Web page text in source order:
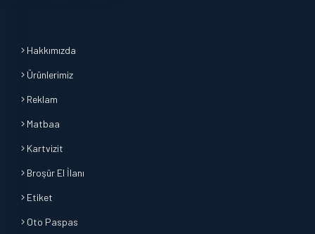
Hakkımızda
Ürünlerimiz
Reklam
Matbaa
Kartvizit
Broşür El İlanı
Etiket
Oto Paspas